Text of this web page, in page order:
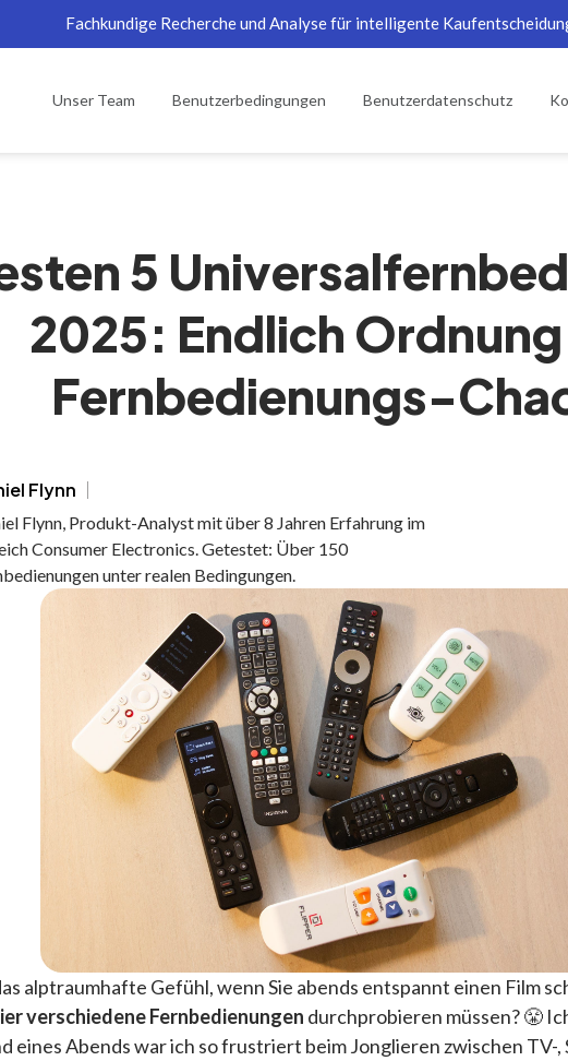
Fachkundige Recherche und Analyse für intelligente
Unser Team Benutzerbedingungen Benutzerdatenschutz
5
2025: Endlich
Fernbedienungs-
Flynn
Flynn, Produkt-Analyst mit über 8 Jahren Erfahrung im
Consumer Electronics. Getestet: Über 150
unter realen Bedingungen.
alptraumhafte Gefühl, wenn Sie abends entspannt einen Film
verschiedene Fernbedienungen durchprobieren müssen? 😤
eines Abends war ich so frustriert beim Jonglieren zwischen TV-,